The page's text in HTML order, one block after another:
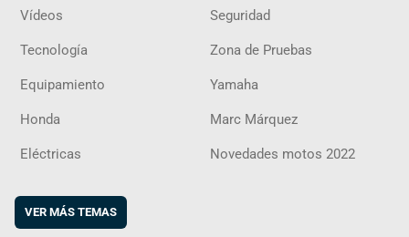
Vídeos Seguridad
Tecnología Zona de Pruebas
Equipamiento Yamaha
Honda Marc Márquez
Eléctricas Novedades motos 2022
VER MÁS TEMAS